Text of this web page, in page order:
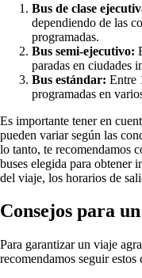
Bus de clase
dependiendo de las
programadas.
Bus semi-ejecutivo:
paradas en ciudades
Bus estándar: Entre
programadas en
Es importante tener en
pueden variar según las
lo tanto, te recomendamos
buses elegida para obtener
del viaje, los horarios de
Consejos para
Para garantizar un viaje
recomendamos seguir estos